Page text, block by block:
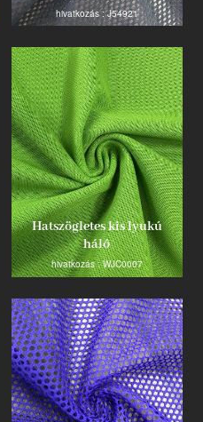
hivatkozás : J54921
Hatszögletes kis lyukú
háló
hivatkozás : WJC0007